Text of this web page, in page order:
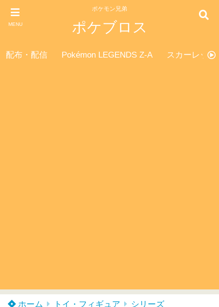
MENU
ポケモン兄弟
ポケブロス
配布・配信 Pokémon LEGENDS Z-A スカーレッ
ホーム トイ・フィギュア シリーズ